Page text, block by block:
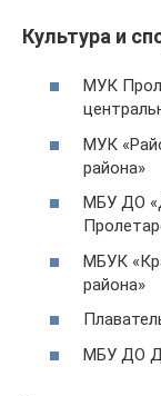
Культура и
МУК
МУК
района»
МБУ ДО
МБУК
района»
МБУ ДО